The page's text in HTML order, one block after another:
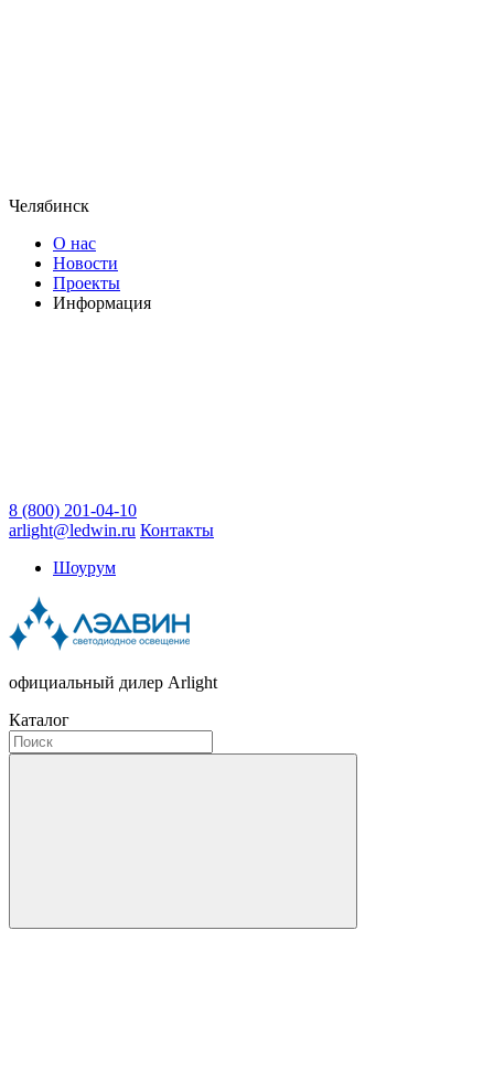
Челябинск
О нас
Новости
Проекты
Информация
8 (800) 201-04-10
arlight@ledwin.ru Контакты
Шоурум
официальный дилер Arlight
Каталог